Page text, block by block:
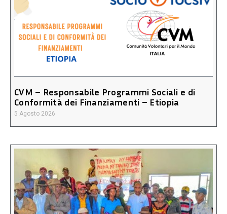
CVM – Responsabile Programmi Sociali e di
Conformità dei Finanziamenti – Etiopia
5 Agosto 2026